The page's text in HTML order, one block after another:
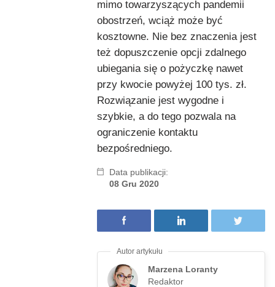
mimo towarzyszących pandemii
obostrzeń, wciąż może być
kosztowne. Nie bez znaczenia jest
też dopuszczenie opcji zdalnego
ubiegania się o pożyczkę nawet
przy kwocie powyżej 100 tys. zł.
Rozwiązanie jest wygodne i
szybkie, a do tego pozwala na
ograniczenie kontaktu
bezpośredniego.
Data publikacji:
08 Gru 2020
Marzena Loranty
Redaktor